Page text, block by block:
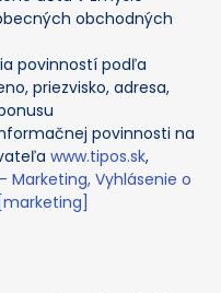
obchodných
povinností podľa
priezvisko, adresa,
povinnosti na
www.tipos.sk,
Marketing, Vyhlásenie o